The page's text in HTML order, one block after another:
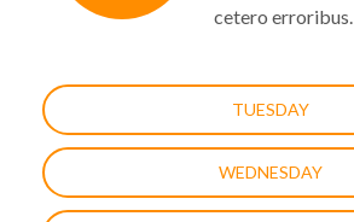
cetero erroribus.
TUESDAY
WEDNESDAY